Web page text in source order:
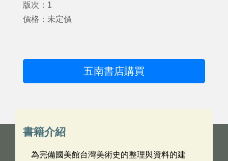
版次：1
價格：未定價
五南書店購買
書籍介紹
為完備國美館台灣美術史的整理與資料的建